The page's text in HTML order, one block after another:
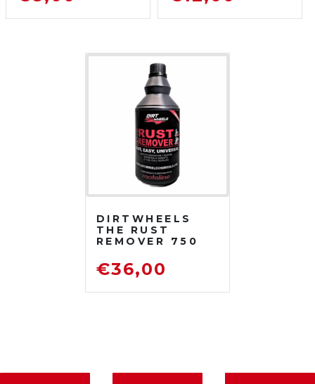
DIRTWHEELS
THE RUST
REMOVER 750
DISOSSIDANTE
RIMUOVI
€36,00